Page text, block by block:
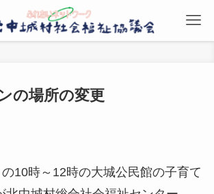
の場所の変更
10時～12時の大城公民館の子育て